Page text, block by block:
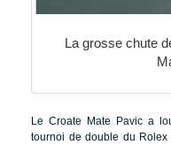
La grosse chute
Le Croate Mate Pavic a
tournoi de double du Rolex